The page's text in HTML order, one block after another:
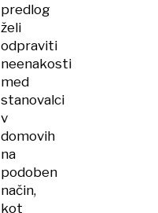
predlog
želi
odpraviti
neenakosti
med
stanovalci
v
domovih
na
podoben
način,
kot